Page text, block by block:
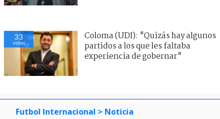
33
visitas
Coloma (UDI): "Quizás hay algunos
partidos a los que les faltaba
experiencia de gobernar"
Futbol Internacional > Noticia